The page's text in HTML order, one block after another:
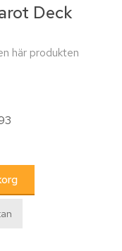
Deck
här produkten